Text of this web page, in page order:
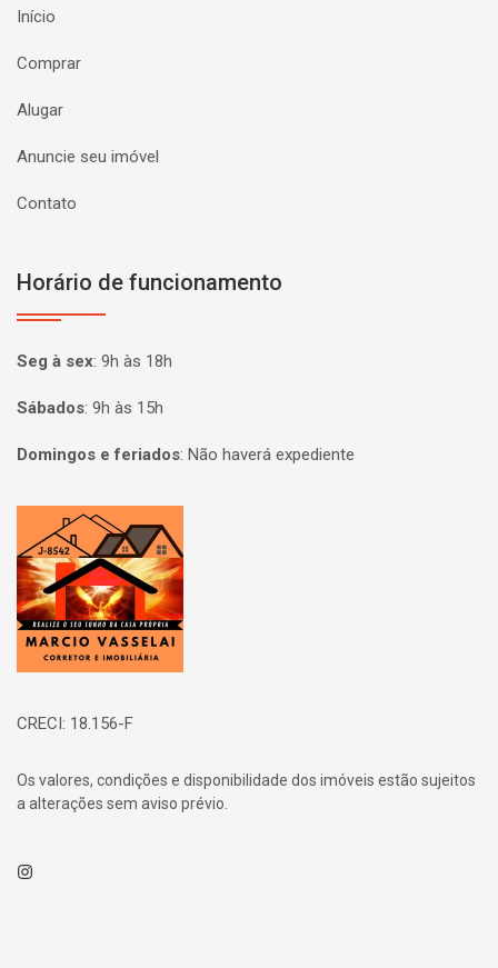
Início
Comprar
Alugar
Anuncie seu imóvel
Contato
Horário de funcionamento
Seg à sex: 9h às 18h
Sábados: 9h às 15h
Domingos e feriados: Não haverá expediente
Página inicial
CRECI: 18.156-F
Os valores, condições e disponibilidade dos imóveis estão sujeitos
a alterações sem aviso prévio.
Instagram